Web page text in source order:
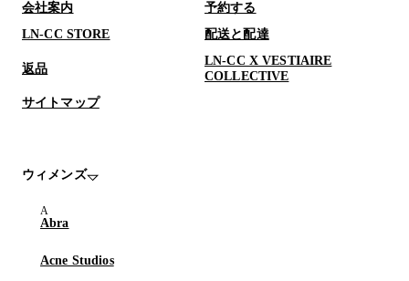
会社案内
予約する
LN-CC STORE
配送と配達
返品
LN-CC X VESTIAIRE
COLLECTIVE
サイトマップ
ウィメンズ
Abra
Acne Studios